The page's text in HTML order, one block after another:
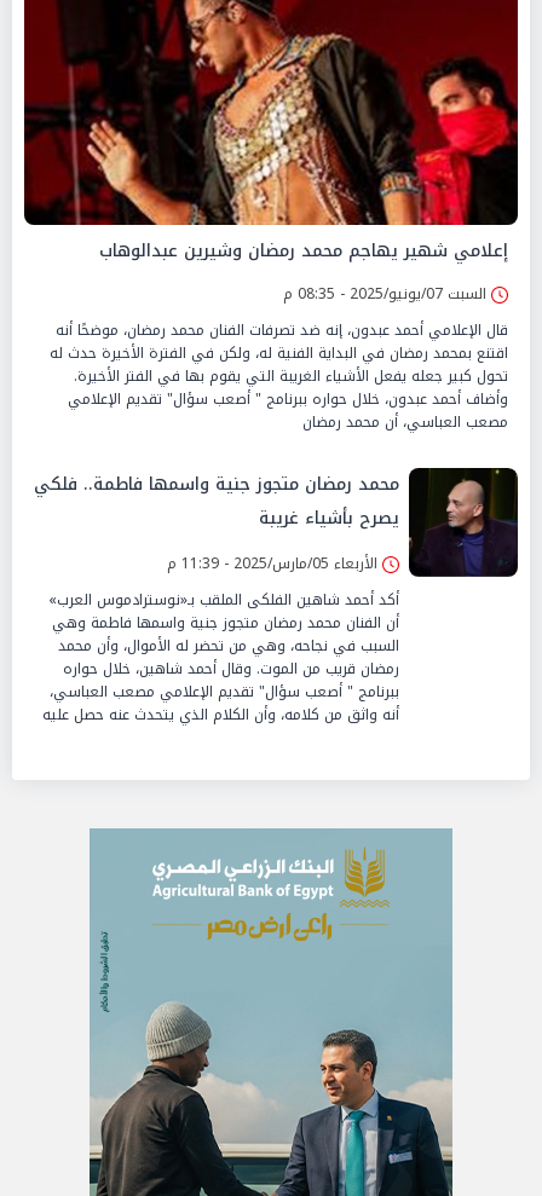
إعلامي شهير يهاجم محمد رمضان وشيرين عبدالوهاب
السبت 07/يونيو/2025 - 08:35 م
قال الإعلامي أحمد عبدون، إنه ضد تصرفات الفنان محمد رمضان، موضحًا أنه
اقتنع بمحمد رمضان في البداية الفنية له، ولكن في الفترة الأخيرة حدث له
تحول كبير جعله يفعل الأشياء الغريبة التي يقوم بها في الفتر الأخيرة.
وأضاف أحمد عبدون، خلال حواره ببرنامج " أصعب سؤال" تقديم الإعلامي
مصعب العباسي، أن محمد رمضان
محمد رمضان متجوز جنية واسمها فاطمة.. فلكي
يصرح بأشياء غريبة
الأربعاء 05/مارس/2025 - 11:39 م
أكد أحمد شاهين الفلكى الملقب بـ«نوسترادموس العرب»
أن الفنان محمد رمضان متجوز جنية واسمها فاطمة وهي
السبب في نجاحه، وهي من تحضر له الأموال، وأن محمد
رمضان قريب من الموت. وقال أحمد شاهين، خلال حواره
ببرنامج " أصعب سؤال" تقديم الإعلامي مصعب العباسي،
أنه واثق من كلامه، وأن الكلام الذي يتحدث عنه حصل عليه